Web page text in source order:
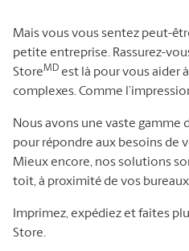
Mais vous vous sentez peut-
petite entreprise. Rassurez-
StoreMD est là pour vous aider
complexes. Comme
Nous avons une vaste gamme
pour répondre aux besoins de
Mieux encore, nos solutions
toit, à proximité de vos
Imprimez, expédiez et faites
Store.